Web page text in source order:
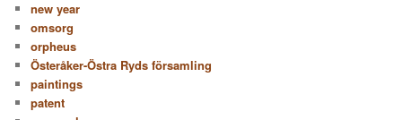
new year
omsorg
orpheus
Österåker-Östra Ryds församling
paintings
patent